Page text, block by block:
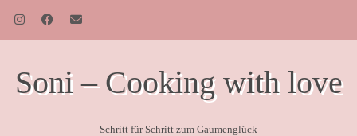
Soni – Cooking with love
Schritt für Schritt zum Gaumenglück